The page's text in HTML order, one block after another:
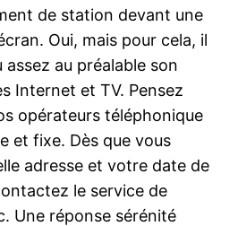
de station devant une
Oui, mais pour cela, il
au préalable son
Internet et TV. Pensez
opérateurs téléphonique
et fixe. Dès que vous
adresse et votre date de
le service de
Une réponse sérénité